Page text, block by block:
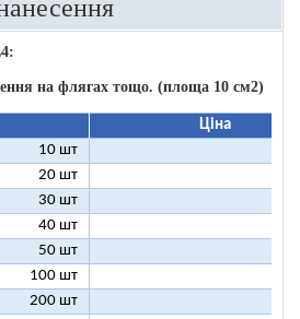
на флягах тощо. (площа 10 см2)
Ціна
10 шт
20 шт
30 шт
40 шт
50 шт
100 шт
200 шт